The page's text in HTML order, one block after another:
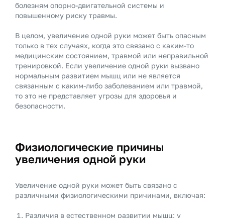
болезням опорно-двигательной системы и
повышенному риску травмы.
В целом, увеличение одной руки может быть опасным
только в тех случаях, когда это связано с каким-то
медицинским состоянием, травмой или неправильной
тренировкой. Если увеличение одной руки вызвано
нормальным развитием мышц или не является
связанным с каким-либо заболеванием или травмой,
то это не представляет угрозы для здоровья и
безопасности.
Физиологические причины
увеличения одной руки
Увеличение одной руки может быть связано с
различными физиологическими причинами, включая:
Различия в естественном развитии мышц: у